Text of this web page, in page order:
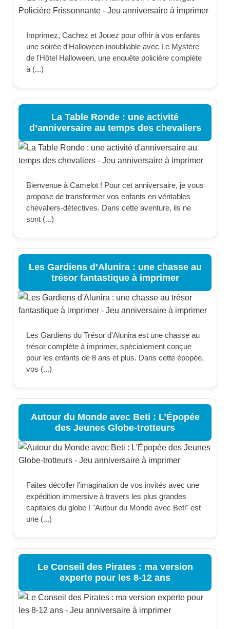
Imprimez, Cachez et Jouez pour offrir à vos enfants
une soirée d'Halloween inoubliable avec Le Mystère
de l'Hôtel Halloween, une enquête policière complète
à (...)
La Table Ronde : une activité
d’anniversaire au temps des chevaliers
Bienvenue à Camelot ! Pour cet anniversaire, je vous
propose de transformer vos enfants en véritables
chevaliers-détectives. Dans cette aventure, ils ne
sont (...)
Les Gardiens d’Alunira : une chasse au
trésor fantastique à imprimer
Les Gardiens du Trésor d'Alunira est une chasse au
trésor complète à imprimer, spécialement conçue
pour les enfants de 8 ans et plus. Dans cette épopée,
vos (...)
Autour du Monde avec Beti : L’Épopée
des Jeunes Globe-trotteurs
Faites décoller l'imagination de vos invités avec une
expédition immersive à travers les plus grandes
capitales du globe ! "Autour du Monde avec Beti" est
une (...)
Le Conseil des Pirates : ma version
experte pour les 8-12 ans